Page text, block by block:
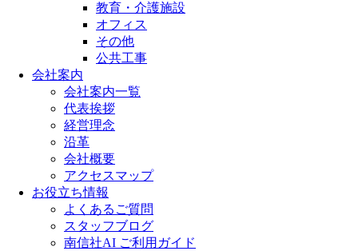
教育・介護施設
オフィス
その他
公共工事
会社案内
会社案内一覧
代表挨拶
経営理念
沿革
会社概要
アクセスマップ
お役立ち情報
よくあるご質問
スタッフブログ
南信社AI ご利用ガイド